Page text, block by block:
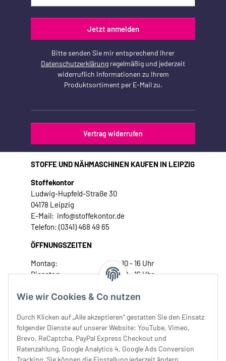
Wie wir Cookies & Co nutzen
Durch Klicken auf „Alle akzeptieren“ gestatten Sie den Einsatz
folgender Dienste auf unserer Website: YouTube, Vimeo,
Brevo, ReCaptcha, PayPal Express Checkout und
Ratenzahlung, Google Analytics 4, Google Ads Conversion
Jetzt anmelden
Bitte senden Sie mir entsprechend Ihrer
Datenschutzerklärung regelmäßig und jederzeit
widerruflich Informationen zu Ihrem
Produktsortiment per E-Mail zu.
Vertrag widerrufen
STOFFE UND NÄHMASCHINEN KAUFEN IN LEIPZIG
Stoffekontor
Ludwig-Hupfeld-Straße 30
04178 Leipzig
E-Mail: info@stoffekontor.de
Telefon: (0341) 468 49 65
ÖFFNUNGSZEITEN
Montag:
10 - 16 Uhr
Dienstag:
10 - 16 Uhr
Donnerstag:
10 - 18 Uhr
Samstag:
10 - 14 Uhr
Unser Service